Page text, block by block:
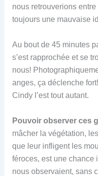
nous retrouverions
toujours une mauvaise
Au bout de 45 minutes
s’est rapprochée et se
nous!
anges, ça déclenche
Cindy l’est tout autant.
Pouvoir observer ces
mâcher la végétation,
que leur infligent les
féroces, est une chance
nous observaient, sans